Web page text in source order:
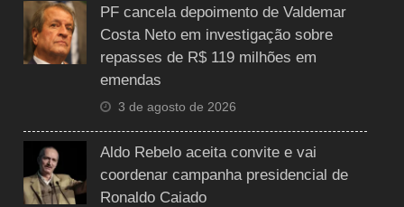
PF cancela depoimento de Valdemar
Costa Neto em investigação sobre
repasses de R$ 119 milhões em
emendas
3 de agosto de 2026
Aldo Rebelo aceita convite e vai
coordenar campanha presidencial de
Ronaldo Caiado